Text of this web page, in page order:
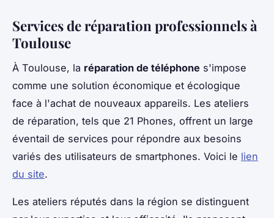
Services de réparation professionnels à
Toulouse
À Toulouse, la réparation de téléphone s'impose
comme une solution économique et écologique
face à l'achat de nouveaux appareils. Les ateliers
de réparation, tels que 21 Phones, offrent un large
éventail de services pour répondre aux besoins
variés des utilisateurs de smartphones. Voici le lien
du site.
Les ateliers réputés dans la région se distinguent